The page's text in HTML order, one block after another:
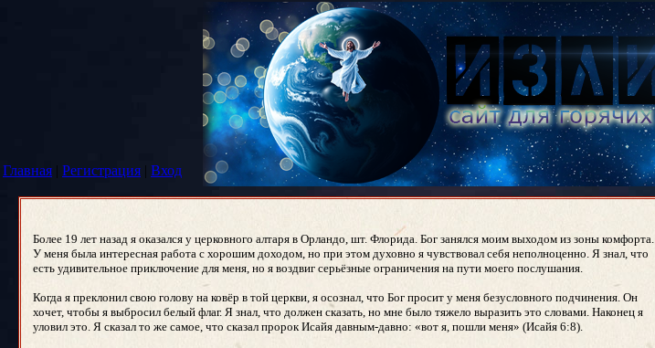
Главная | Регистрация | Вход
Более 19 лет назад я оказался у церковного алтаря в Орландо, шт. Флорида. Бог занялся моим выходом из зоны комфорта.
У меня была интересная работа с хорошим доходом, но при этом духовно я чувствовал себя неполноценно. Я знал, что
есть удивительное приключение для меня, но я воздвиг серьёзные ограничения на пути моего послушания.
Когда я преклонил свою голову на ковёр в той церкви, я осознал, что Бог просит у меня безусловного подчинения. Он
хочет, чтобы я выбросил белый флаг. Я знал, что должен сказать, но мне было тяжело выразить это словами. Наконец я
уловил это. Я сказал то же самое, что сказал пророк Исайя давным-давно: «вот я, пошли меня» (Исайя 6:8).